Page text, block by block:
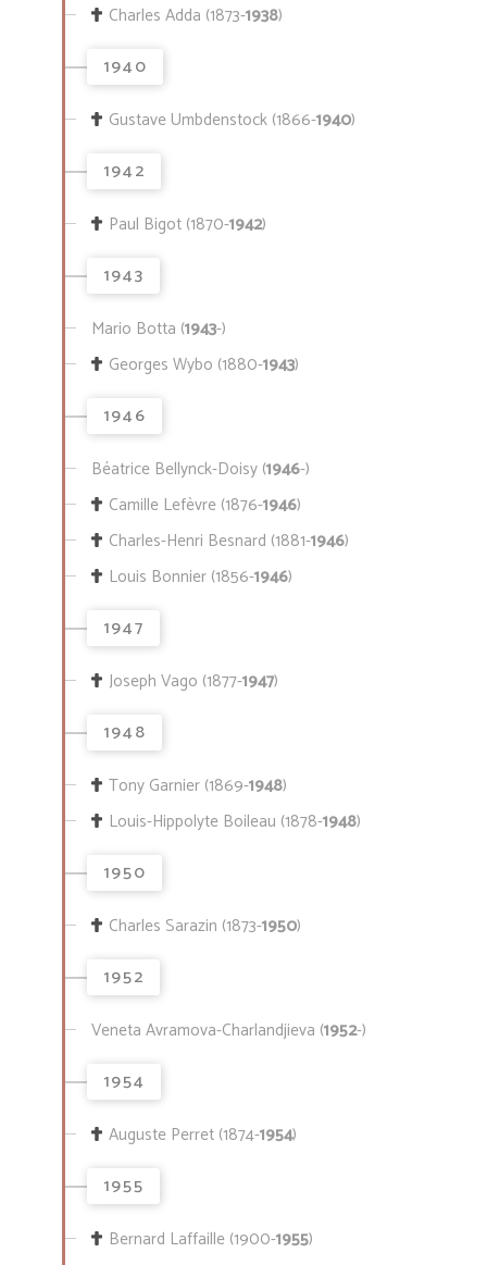
Charles Adda (1873-1938)
1940
Gustave Umbdenstock (1866-1940)
1942
Paul Bigot (1870-1942)
1943
Mario Botta (1943-)
Georges Wybo (1880-1943)
1946
Béatrice Bellynck-Doisy (1946-)
Camille Lefèvre (1876-1946)
Charles-Henri Besnard (1881-1946)
Louis Bonnier (1856-1946)
1947
Joseph Vago (1877-1947)
1948
Tony Garnier (1869-1948)
Louis-Hippolyte Boileau (1878-1948)
1950
Charles Sarazin (1873-1950)
1952
Veneta Avramova-Charlandjieva (1952-)
1954
Auguste Perret (1874-1954)
1955
Bernard Laffaille (1900-1955)